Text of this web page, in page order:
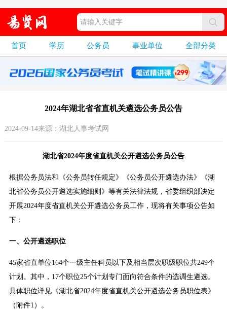
首页 学历 公务员 事业单位 全部分类
2024年湖北省省直机关遴选公务员公告
2024-09-14来源：湖北人事考试网
湖北省2024年度省直机关公开遴选公务员公告
根据公务员法和《公务员转任规定》《公务员公开遴选办法》《湖
北省公务员公开遴选实施细则》等有关法律法规，省委组织部决定
开展2024年度省直机关公开遴选公务员工作，现将有关事项公告如
下：
一、公开遴选职位
45家省直单位164个一级主任科员以下及相当层次职级职位共249个
计划。其中，17个职位25个计划专门面向符合条件的选调生遴选。
具体职位详见《湖北省2024年度省直机关公开遴选公务员职位表》
（附件1）。